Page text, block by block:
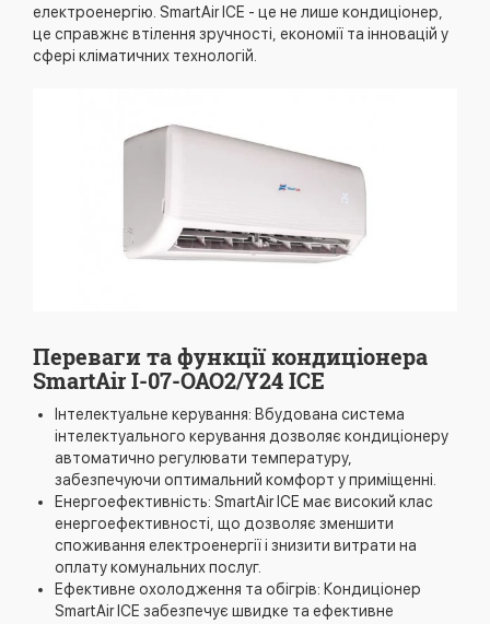
електроенергію. SmartAir ICE - це не лише кондиціонер,
це справжнє втілення зручності, економії та інновацій у
сфері кліматичних технологій.
Переваги та функції кондиціонера
SmartAir I-07-OAO2/Y24 ICE
Інтелектуальне керування: Вбудована система
інтелектуального керування дозволяє кондиціонеру
автоматично регулювати температуру,
забезпечуючи оптимальний комфорт у приміщенні.
Енергоефективність: SmartAir ICE має високий клас
енергоефективності, що дозволяє зменшити
споживання електроенергії і знизити витрати на
оплату комунальних послуг.
Ефективне охолодження та обігрів: Кондиціонер
SmartAir ICE забезпечує швидке та ефективне